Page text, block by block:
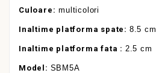
Culoare: multicolori
Inaltime platforma spate: 8.5 cm
Inaltime platforma fata : 2.5 cm
Model: SBM5A